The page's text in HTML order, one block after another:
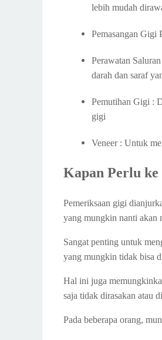
lebih mudah
Pemasangan Gigi
Perawatan
darah dan saraf
Pemutihan Gigi :
gigi
Veneer : Untuk
Kapan Perlu
Pemeriksaan gigi
yang mungkin nanti akan
Sangat penting untuk
yang mungkin tidak bisa
Hal ini juga
saja tidak dirasakan atau
Pada beberapa orang,